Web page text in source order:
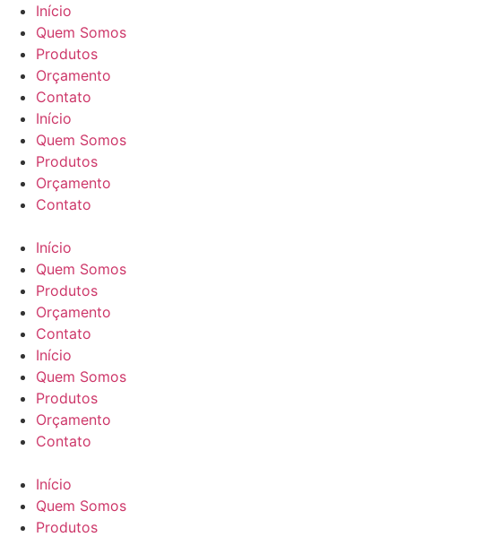
para
conteúdo
Início
Quem Somos
Produtos
Orçamento
Contato
Início
Quem Somos
Produtos
Orçamento
Contato
Início
Quem Somos
Produtos
Orçamento
Contato
Início
Quem Somos
Produtos
Orçamento
Contato
Início
Quem Somos
Produtos